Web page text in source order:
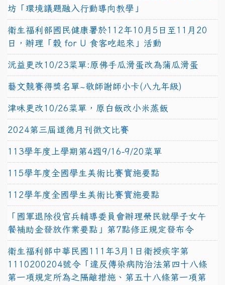
坊「環境議題融入行動導向教學」
衛生福利部國民健康署於112年10月5日至11月20
日，辦理「穀 for U 食客吃起來」活動
沅益更改10/23菜單:原佛手瓜滑蛋改為蒲瓜滑蛋
藝文競賽得獎名單~敬師謝師小卡(八九年級)
津味更改10/26菜單，原白飯改小米蒸飯
2024第三屆道德月刊徵文比賽
113學年度上學期第4週9/16-9/20菜單
115學年度全國學生美術比賽實施要點
112學年度全國學生美術比賽實施要點
「國軍退除役官兵輔導委員會辦理榮民就學子女午
餐補助金發放作業要點」第7點修正規定發布令
衛生福利部中華民國111年3月1日衛授疾字第
1110200204號令「違反傳染病防治法第四十八條
第一項規定所為之隔離措施、第五十八條第一項第